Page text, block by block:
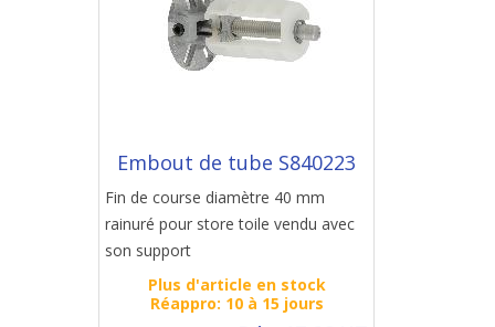
Embout de tube S840223
Fin de course diamètre 40 mm
rainuré pour store toile vendu avec
son support
Plus d'article en stock
Réappro: 10 à 15 jours